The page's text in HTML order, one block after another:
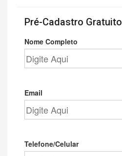
Pré-Cadastro Gratuito
Nome Completo
Email
Telefone/Celular